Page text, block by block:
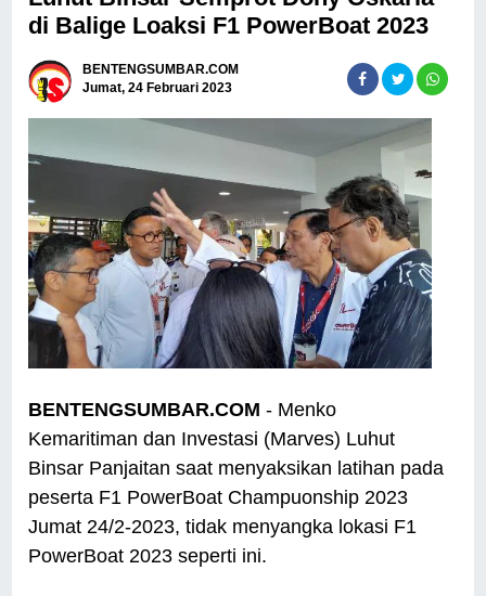
di Balige Loaksi F1 PowerBoat 2023
BENTENGSUMBAR.COM
Jumat, 24 Februari 2023
BENTENGSUMBAR.COM - Menko
Kemaritiman dan Investasi (Marves) Luhut
Binsar Panjaitan saat menyaksikan latihan pada
peserta F1 PowerBoat Champuonship 2023
Jumat 24/2-2023, tidak menyangka lokasi F1
PowerBoat 2023 seperti ini.